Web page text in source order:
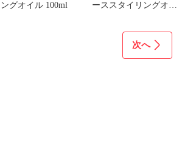
ングオイル 100ml
ーススタイリングオイ
次へ